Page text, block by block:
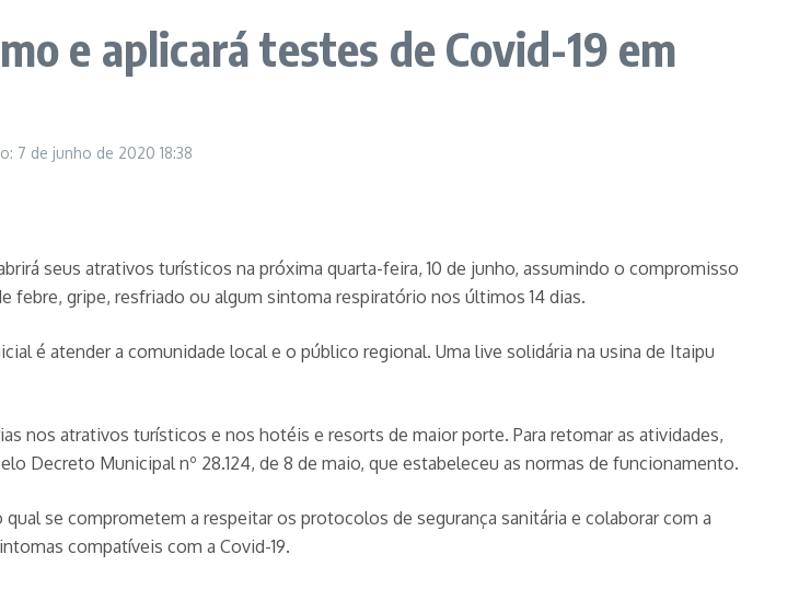
e aplicará testes de Covid-19 em
7 de junho de 2020 18:38
seus atrativos turísticos na próxima quarta-feira, 10 de junho, assumindo o compromisso
gripe, resfriado ou algum sintoma respiratório nos últimos 14 dias.
é atender a comunidade local e o público regional. Uma live solidária na usina de Itaipu
nos atrativos turísticos e nos hotéis e resorts de maior porte. Para retomar as atividades,
Decreto Municipal nº 28.124, de 8 de maio, que estabeleceu as normas de funcionamento.
se comprometem a respeitar os protocolos de segurança sanitária e colaborar com a
compatíveis com a Covid-19.